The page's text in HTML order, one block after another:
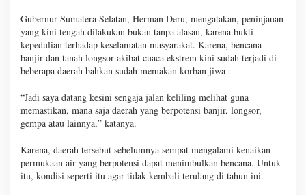
Gubernur Sumatera Selatan, Herman Deru, mengatakan, peninjauan
yang kini tengah dilakukan bukan tanpa alasan, karena bukti
kepedulian terhadap keselamatan masyarakat. Karena, bencana
banjir dan tanah longsor akibat cuaca ekstrem kini sudah terjadi di
beberapa daerah bahkan sudah memakan korban jiwa
“Jadi saya datang kesini sengaja jalan keliling melihat guna
memastikan, mana saja daerah yang berpotensi banjir, longsor,
gempa atau lainnya,” katanya.
Karena, daerah tersebut sebelumnya sempat mengalami kenaikan
permukaan air yang berpotensi dapat menimbulkan bencana. Untuk
itu, kondisi seperti itu agar tidak kembali terulang di tahun ini.